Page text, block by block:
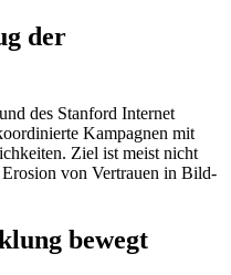
der
des Stanford Internet
Kampagnen mit
Ziel ist meist nicht
von Vertrauen in Bild-
bewegt